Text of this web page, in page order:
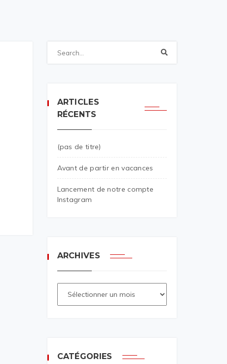
ARTICLES
RÉCENTS
(pas de titre)
Avant de partir en vacances
Lancement de notre compte
Instagram
ARCHIVES
CATÉGORIES